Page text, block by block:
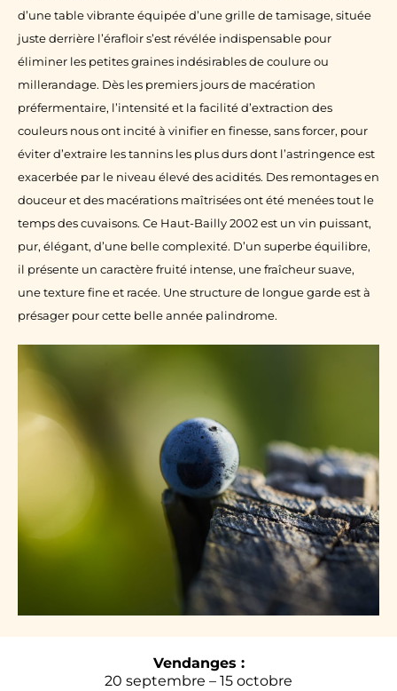
d’une table vibrante équipée d’une grille de tamisage, située
juste derrière l’érafloir s’est révélée indispensable pour
éliminer les petites graines indésirables de coulure ou
millerandage. Dès les premiers jours de macération
préfermentaire, l’intensité et la facilité d’extraction des
couleurs nous ont incité à vinifier en finesse, sans forcer, pour
éviter d’extraire les tannins les plus durs dont l’astringence est
exacerbée par le niveau élevé des acidités. Des remontages en
douceur et des macérations maîtrisées ont été menées tout le
temps des cuvaisons. Ce Haut-Bailly 2002 est un vin puissant,
pur, élégant, d’une belle complexité. D’un superbe équilibre,
il présente un caractère fruité intense, une fraîcheur suave,
une texture fine et racée. Une structure de longue garde est à
présager pour cette belle année palindrome.
Vendanges :
20 septembre – 15 octobre